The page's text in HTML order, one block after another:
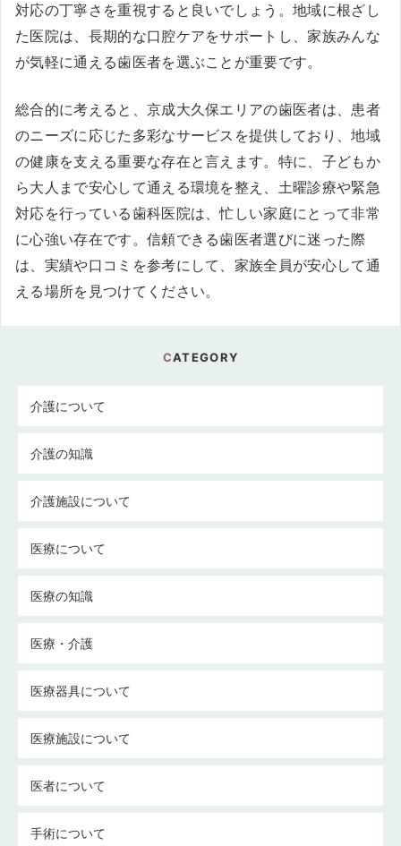
対応の丁寧さを重視すると良いでしょう。地域に根ざし
た医院は、長期的な口腔ケアをサポートし、家族みんな
が気軽に通える歯医者を選ぶことが重要です。
総合的に考えると、京成大久保エリアの歯医者は、患者
のニーズに応じた多彩なサービスを提供しており、地域
の健康を支える重要な存在と言えます。特に、子どもか
ら大人まで安心して通える環境を整え、土曜診療や緊急
対応を行っている歯科医院は、忙しい家庭にとって非常
に心強い存在です。信頼できる歯医者選びに迷った際
は、実績や口コミを参考にして、家族全員が安心して通
える場所を見つけてください。
CATEGORY
介護について
介護の知識
介護施設について
医療について
医療の知識
医療・介護
医療器具について
医療施設について
医者について
手術について